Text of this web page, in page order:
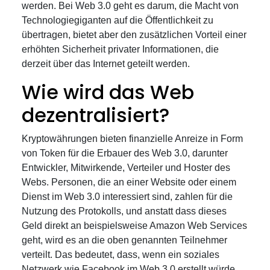
werden. Bei Web 3.0 geht es darum, die Macht von
Technologiegiganten auf die Öffentlichkeit zu
übertragen, bietet aber den zusätzlichen Vorteil einer
erhöhten Sicherheit privater Informationen, die
derzeit über das Internet geteilt werden.
Wie wird das Web
dezentralisiert?
Kryptowährungen bieten finanzielle Anreize in Form
von Token für die Erbauer des Web 3.0, darunter
Entwickler, Mitwirkende, Verteiler und Hoster des
Webs. Personen, die an einer Website oder einem
Dienst im Web 3.0 interessiert sind, zahlen für die
Nutzung des Protokolls, und anstatt dass dieses
Geld direkt an beispielsweise Amazon Web Services
geht, wird es an die oben genannten Teilnehmer
verteilt. Das bedeutet, dass, wenn ein soziales